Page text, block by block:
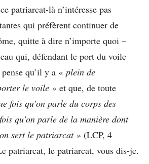
patriarcat-là n’intéresse pas
qui préfèrent continuer de
quitte à dire n’importe quoi –
qui, défendant le port du voile
qu’il y a « plein de
le voile » et que, de toute
fois qu’on parle du corps des
qu’on parle de la manière dont
sert le patriarcat» (LCP, 4
patriarcat, le patriarcat, vous dis-je.